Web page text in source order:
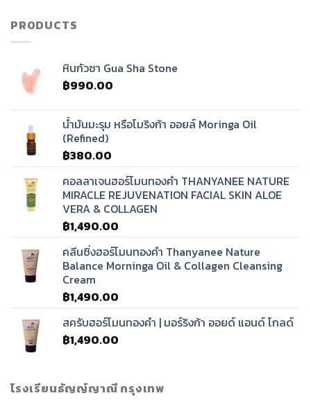
PRODUCTS
หินกัวซา Gua Sha Stone
฿990.00
น้ำมันมะรุม หรือโมริงก้า ออยล์ Moringa Oil
(Refined)
฿380.00
คอลลาเจนฮอร์โมนทองคำ THANYANEE NATURE
MIRACLE REJUVENATION FACIAL SKIN ALOE
VERA & COLLAGEN
฿1,490.00
คลีนซิ่งฮอร์โมนทองคำ Thanyanee Nature
Balance Morninga Oil & Collagen Cleansing
Cream
฿1,490.00
สครับฮอร์โมนทองคำ | มอร์ริงก้า ออยด์ แอนด์ โกลด์
฿1,490.00
โรงเรียนธัญญ์ญาณี กรุงเทพ